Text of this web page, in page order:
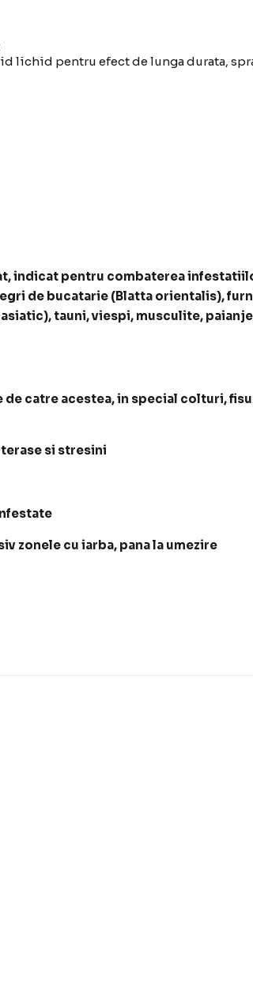
lichid pentru efect de lunga durata,
indicat pentru combaterea
de bucatarie (Blatta orientalis),
tauni, viespi, musculite,
catre acestea, in special colturi,
si stresini
zonele cu iarba, pana la umezire